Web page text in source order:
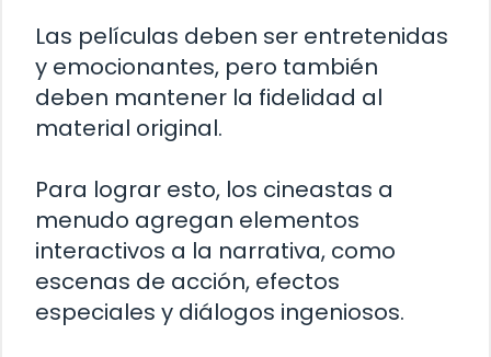
Las películas deben ser entretenidas
y emocionantes, pero también
deben mantener la fidelidad al
material original.
Para lograr esto, los cineastas a
menudo agregan elementos
interactivos a la narrativa, como
escenas de acción, efectos
especiales y diálogos ingeniosos.